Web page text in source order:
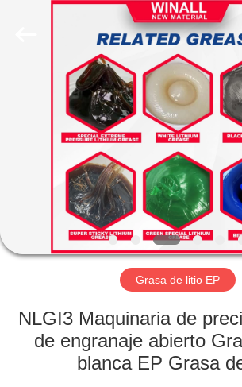
INICIO
PRODUCTOS
SOBRE
NOSOTROS
VISITA
LA
FÁBRICA
Grasa de litio EP
NLGI3 Maquinaria de
de engranaje abierto
blanca EP Grasa